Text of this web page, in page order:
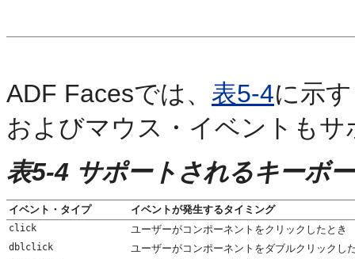
ADF Facesでは、 表5-4に示
およびマウス・イベントもサ
表5-4 サポートされるキーボ
イベント・タイプ イベントが発生するタイミング
click ユーザーがコンポーネントをクリックしたとき
dblclick ユーザーがコンポーネントをダブルクリックし